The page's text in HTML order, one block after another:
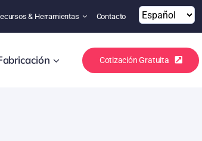
& Herramientas Contacto
Cotización Gratuita